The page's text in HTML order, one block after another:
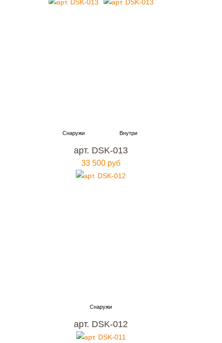
арт. DSK-013
33 500 руб
арт. DSK-012